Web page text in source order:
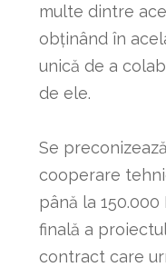
multe dintre
obținând în
unică de a
de ele.
Se
cooperare
până la 150.000
finală a
contract care